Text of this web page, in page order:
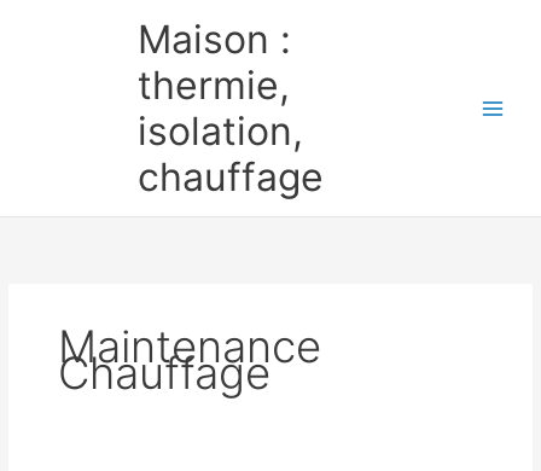
Maison :
thermie,
isolation,
chauffage
Maintenance
Chauffage